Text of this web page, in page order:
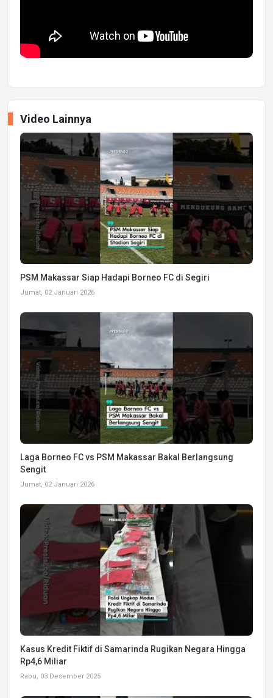
Video Lainnya
PSM Makassar Siap Hadapi Borneo FC di Segiri
Jumat, 02 Januari 2026
Laga Borneo FC vs PSM Makassar Bakal Berlangsung
Sengit
Jumat, 02 Januari 2026
Kasus Kredit Fiktif di Samarinda Rugikan Negara Hingga
Rp4,6 Miliar
Rabu, 03 Desember 2025